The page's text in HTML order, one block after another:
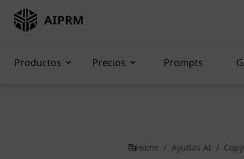
AIPRM
Productos Precios Prompts
Home / Ayudas AI /